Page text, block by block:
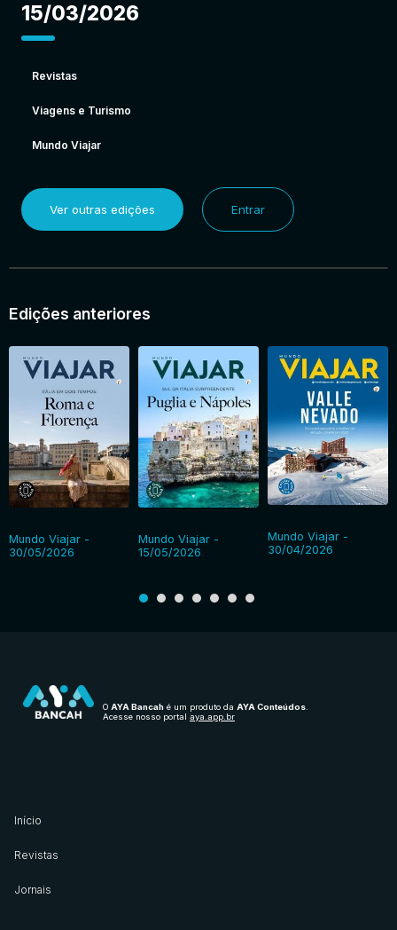
15/03/2026
Revistas
Viagens e Turismo
Mundo Viajar
Ver outras edições Entrar
Edições anteriores
Mundo Viajar -
30/05/2026
Mundo Viajar -
15/05/2026
Mundo Viajar -
30/04/2026
O AYA Bancah é um produto da AYA Conteúdos
Acesse nosso portal aya.app.br
Início
Revistas
Jornais